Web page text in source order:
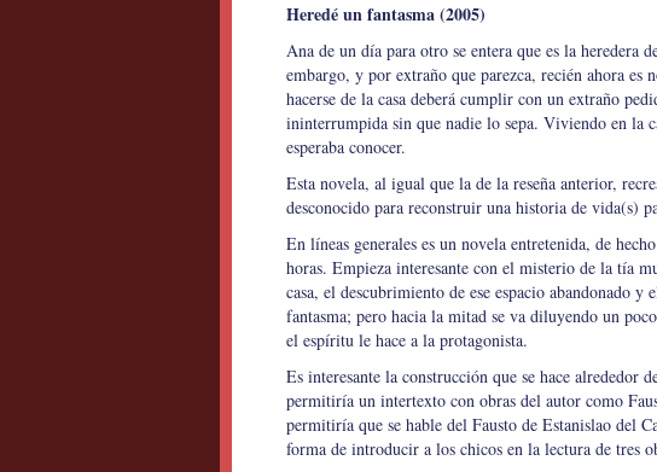
Heredé un fantasma (2005)
Ana de un día para otro se entera que es la heredera
embargo, y por extraño que parezca, recién ahora es
hacerse de la casa deberá cumplir con un extraño
ininterrumpida sin que nadie lo sepa. Viviendo en la
esperaba conocer.
Esta novela, al igual que la de la reseña anterior,
desconocido para reconstruir una historia de vida(s)
En líneas generales es un novela entretenida, de
horas. Empieza interesante con el misterio de la tía
casa, el descubrimiento de ese espacio abandonado y
fantasma; pero hacia la mitad se va diluyendo un
el espíritu le hace a la protagonista.
Es interesante la construcción que se hace alrededor
permitiría un intertexto con obras del autor como
permitiría que se hable del Fausto de Estanislao del
forma de introducir a los chicos en la lectura de tres